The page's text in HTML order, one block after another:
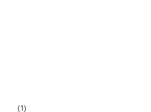
(1)